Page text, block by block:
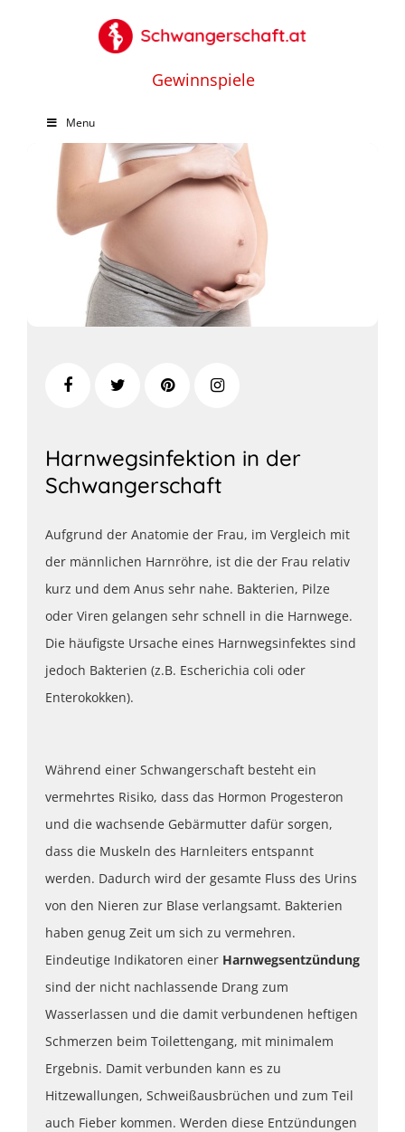
Gewinnspiele
Menu
Harnwegsinfektion in der
Schwangerschaft
Aufgrund der Anatomie der Frau, im Vergleich mit
der männlichen Harnröhre, ist die der Frau relativ
kurz und dem Anus sehr nahe. Bakterien, Pilze
oder Viren gelangen sehr schnell in die Harnwege.
Die häufigste Ursache eines Harnwegsinfektes sind
jedoch Bakterien (z.B. Escherichia coli oder
Enterokokken).
Während einer Schwangerschaft besteht ein
vermehrtes Risiko, dass das Hormon Progesteron
und die wachsende Gebärmutter dafür sorgen,
dass die Muskeln des Harnleiters entspannt
werden. Dadurch wird der gesamte Fluss des Urins
von den Nieren zur Blase verlangsamt. Bakterien
haben genug Zeit um sich zu vermehren.
Eindeutige Indikatoren einer Harnwegsentzündung
sind der nicht nachlassende Drang zum
Wasserlassen und die damit verbundenen heftigen
Schmerzen beim Toilettengang, mit minimalem
Ergebnis. Damit verbunden kann es zu
Hitzewallungen, Schweißausbrüchen und zum Teil
auch Fieber kommen. Werden diese Entzündungen